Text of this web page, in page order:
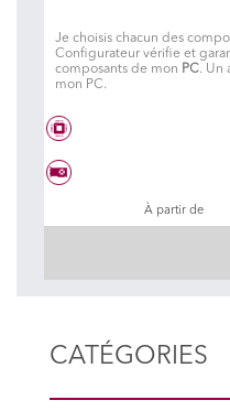
Je choisis chacun des
Configurateur vérifie et
composants de mon PC. Un
mon PC.
Intel® Core i3 12100
Geforce RTX 5050 DUAL OC Black
À partir de
CATÉGORIES